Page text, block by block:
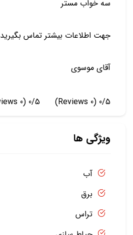
سه خواب مستر
جهت اطلاعات بیشتر تماس بگیرید
آقای موسوی
0/5
(0 Reviews)
0/5
(0 Reviews)
ویژگی ها
آب
برق
تراس